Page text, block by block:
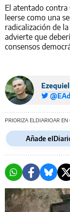
El atentado contra
leerse como una
radicalización de
advierte que
consensos
PRIORIZA ELDIARIOAR EN
Añade